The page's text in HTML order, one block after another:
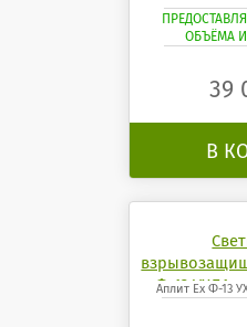
ОБЪЁМА
39
В
Ф-13 УХЛ1
Аплит Ех Ф-13